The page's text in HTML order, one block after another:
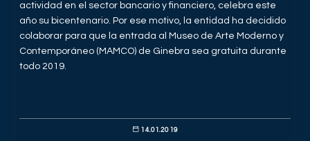
actividad en el sector bancario y financiero, celebra este
año su bicentenario. Por ese motivo, la entidad ha decidido
colaborar para que la entrada al Museo de Arte Moderno y
Contemporáneo (MAMCO) de Ginebra sea gratuita durante
todo 2019.
14.01.2019